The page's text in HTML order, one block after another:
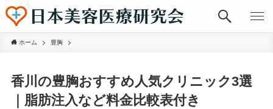
ホーム 豊胸
香川の豊胸おすすめ人気クリニック3選
｜脂肪注入など料金比較表付き